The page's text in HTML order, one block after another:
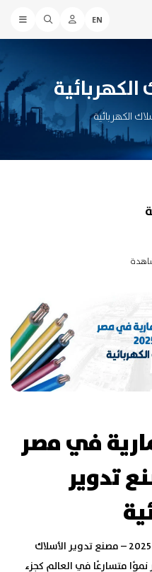
EN
الكهربائية
في مصر
تدوير
100 فرصة استثمارية في مصر 2024-2025 – مصنع تدوير الأسلاك
نموًا متسارعًا في العالم كجزء